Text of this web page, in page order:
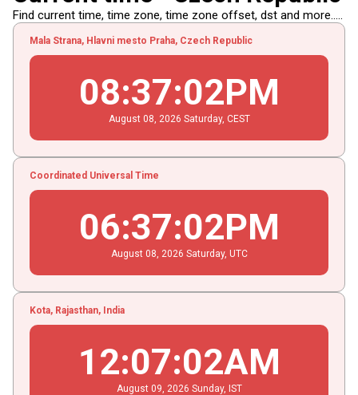
Find current time, time zone, time zone offset, dst and more.....
Mala Strana, Hlavni mesto Praha, Czech Republic
08:37:03PM
August 08 , 2026 Saturday, CEST
Coordinated Universal Time
06:37:03PM
August 08 , 2026 Saturday, UTC
Kota, Rajasthan, India
12:07:03AM
August 09 , 2026 Sunday, IST